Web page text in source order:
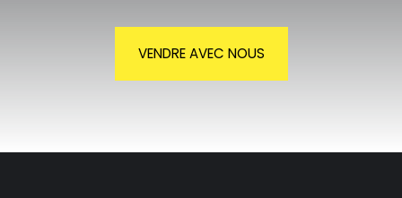
VENDRE AVEC NOUS